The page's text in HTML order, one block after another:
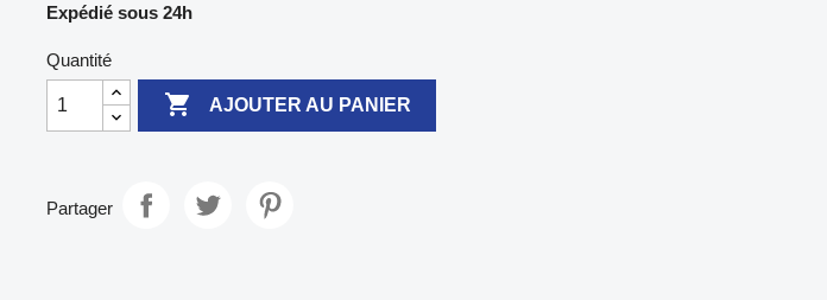
Expédié sous 24h
Quantité
 AJOUTER AU PANIER
Partager